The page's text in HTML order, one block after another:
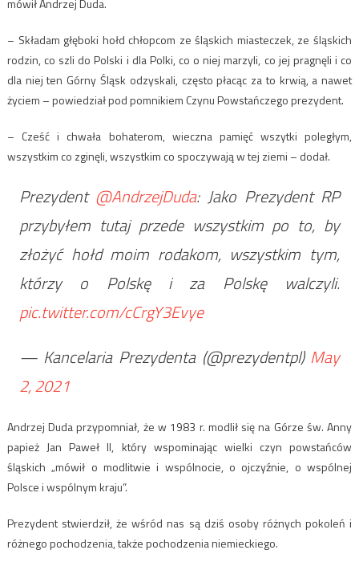
mówił Andrzej Duda.
– Składam głęboki hołd chłopcom ze śląskich miasteczek, ze śląskich
rodzin, co szli do Polski i dla Polki, co o niej marzyli, co jej pragnęli i co
dla niej ten Górny Śląsk odzyskali, często płacąc za to krwią, a nawet
życiem – powiedział pod pomnikiem Czynu Powstańczego prezydent.
– Cześć i chwała bohaterom, wieczna pamięć wszytki poległym,
wszystkim co zginęli, wszystkim co spoczywają w tej ziemi – dodał.
Prezydent @AndrzejDuda: Jako Prezydent RP
przybyłem tutaj przede wszystkim po to, by
złożyć hołd moim rodakom, wszystkim tym,
którzy o Polskę i za Polskę walczyli.
pic.twitter.com/cCrgY3Evye
— Kancelaria Prezydenta (@prezydentpl) May
2, 2021
Andrzej Duda przypomniał, że w 1983 r. modlił się na Górze św. Anny
papież Jan Paweł II, który wspominając wielki czyn powstańców
śląskich „mówił o modlitwie i wspólnocie, o ojczyźnie, o wspólnej
Polsce i wspólnym kraju”.
Prezydent stwierdził, że wśród nas są dziś osoby różnych pokoleń i
różnego pochodzenia, także pochodzenia niemieckiego.